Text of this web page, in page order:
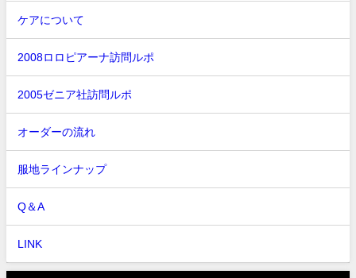
ケアについて
2008ロロピアーナ訪問ルポ
2005ゼニア社訪問ルポ
オーダーの流れ
服地ラインナップ
Q＆A
LINK